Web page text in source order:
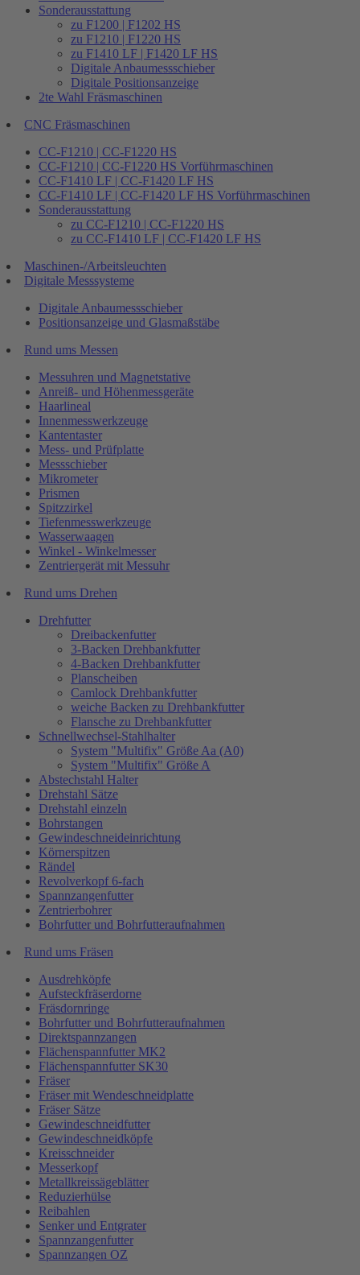
Sonderausstattung
zu F1200 | F1202 HS
zu F1210 | F1220 HS
zu F1410 LF | F1420 LF HS
Digitale Anbaumessschieber
Digitale Positionsanzeige
2te Wahl Fräsmaschinen
CNC Fräsmaschinen
CC-F1210 | CC-F1220 HS
CC-F1210 | CC-F1220 HS Vorführmaschinen
CC-F1410 LF | CC-F1420 LF HS
CC-F1410 LF | CC-F1420 LF HS Vorführmaschinen
Sonderausstattung
zu CC-F1210 | CC-F1220 HS
zu CC-F1410 LF | CC-F1420 LF HS
Maschinen-/Arbeitsleuchten
Digitale Messsysteme
Digitale Anbaumessschieber
Positionsanzeige und Glasmaßstäbe
Rund ums Messen
Messuhren und Magnetstative
Anreiß- und Höhenmessgeräte
Haarlineal
Innenmesswerkzeuge
Kantentaster
Mess- und Prüfplatte
Messschieber
Mikrometer
Prismen
Spitzzirkel
Tiefenmesswerkzeuge
Wasserwaagen
Winkel - Winkelmesser
Zentriergerät mit Messuhr
Rund ums Drehen
Drehfutter
Dreibackenfutter
3-Backen Drehbankfutter
4-Backen Drehbankfutter
Planscheiben
Camlock Drehbankfutter
weiche Backen zu Drehbankfutter
Flansche zu Drehbankfutter
Schnellwechsel-Stahlhalter
System "Multifix" Größe Aa (A0)
System "Multifix" Größe A
Abstechstahl Halter
Drehstahl Sätze
Drehstahl einzeln
Bohrstangen
Gewindeschneideinrichtung
Körnerspitzen
Rändel
Revolverkopf 6-fach
Spannzangenfutter
Zentrierbohrer
Bohrfutter und Bohrfutteraufnahmen
Rund ums Fräsen
Ausdrehköpfe
Aufsteckfräserdorne
Fräsdornringe
Bohrfutter und Bohrfutteraufnahmen
Direktspannzangen
Flächenspannfutter MK2
Flächenspannfutter SK30
Fräser
Fräser mit Wendeschneidplatte
Fräser Sätze
Gewindeschneidfutter
Gewindeschneidköpfe
Kreisschneider
Messerkopf
Metallkreissägeblätter
Reduzierhülse
Reibahlen
Senker und Entgrater
Spannzangenfutter
Spannzangen OZ